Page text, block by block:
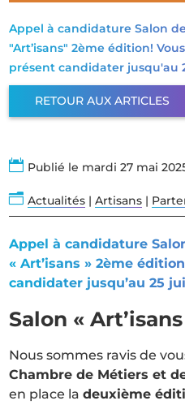
Appel à candidature Salon
"Art’isans" 2ème édition!
présent candidater jusqu'au
RETOUR AUX ARTICLES
 Publié le mardi 27 mai
n Actualités |Artisans |
Appel à candidature
« Art’isans » 2ème
candidater jusqu’au 25
Salon «
Nous sommes ravis de
Chambre de Métiers et
en place ladeuxième